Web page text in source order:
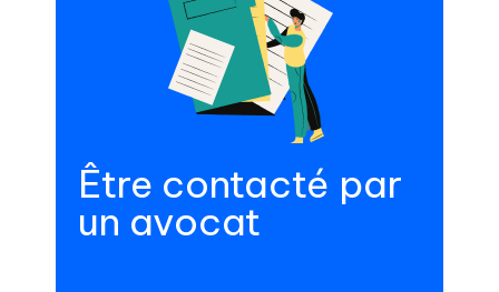
Être contacté par
un avocat